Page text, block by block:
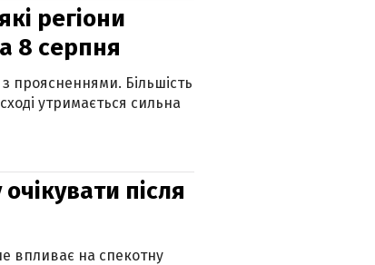
регіони
8 серпня
проясненнями. Більшість
утримається сильна
після
впливає на спекотну